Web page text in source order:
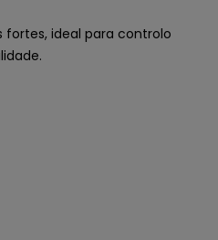
fortes, ideal para controlo